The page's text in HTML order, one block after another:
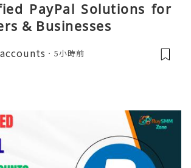
PayPal Solutions for
& Businesses
5小時前